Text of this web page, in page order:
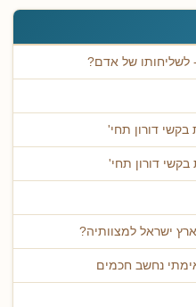
לשליחותו של אדם?
דורון תחי'
דורון תחי'
ישראל למצוותיה?
נחשב חכמים